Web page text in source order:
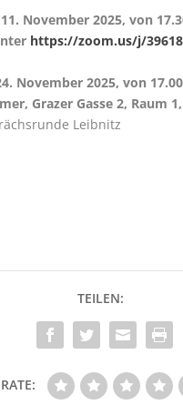
November 2025, von
https://zoom.us/j/
November 2025, von
Grazer Gasse 2, Raum
Leibnitz
RATE: